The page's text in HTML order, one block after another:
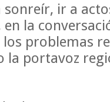
ir a
la
problemas
la portavoz